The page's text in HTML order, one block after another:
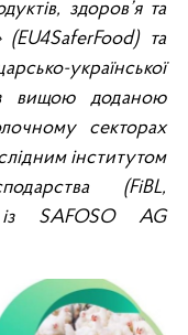
здоров’я та
(EU4SaferFood) та
української
з вищою доданою
секторах
інститутом
(FiBL,
SAFOSO AG